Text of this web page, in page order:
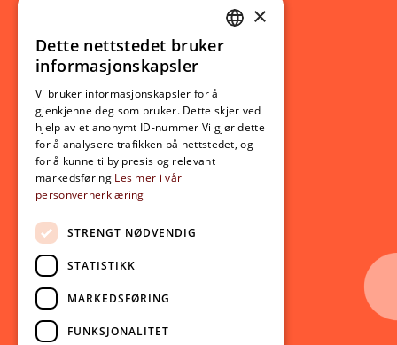
Ny student
Utveksling
Opptak
Lov- og regelverk
Aktuelt
Nyheter
Arrangementer
Nyhetsbrev
Ledige stillinger
Følg oss på sosiale medier:
Facebook
NORWEGIAN
×
Dette nettstedet bruker
informasjonskapsler
Vi bruker informasjonskapsler for å
gjenkjenne deg som bruker. Dette skjer ved
hjelp av et anonymt ID-nummer Vi gjør dette
for å analysere trafikken på nettstedet, og
for å kunne tilby presis og relevant
markedsføring Les mer i vår
personvernerklæring
STRENGT NØDVENDIG
STATISTIKK
MARKEDSFØRING
FUNKSJONALITET